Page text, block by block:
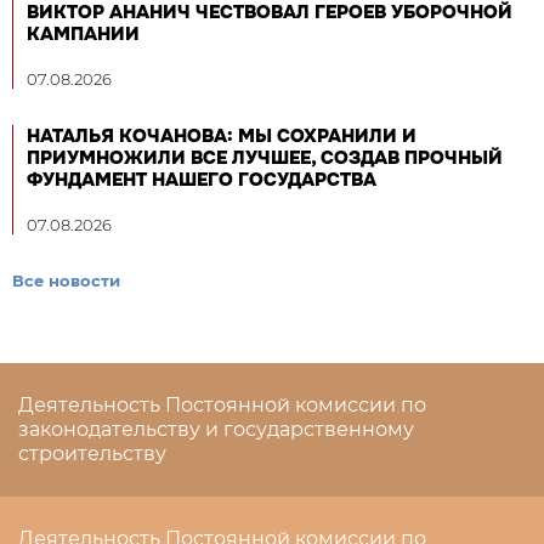
ВИКТОР АНАНИЧ ЧЕСТВОВАЛ ГЕРОЕВ УБОРОЧНОЙ
КАМПАНИИ
07.08.2026
НАТАЛЬЯ КОЧАНОВА: МЫ СОХРАНИЛИ И
ПРИУМНОЖИЛИ ВСЕ ЛУЧШЕЕ, СОЗДАВ ПРОЧНЫЙ
ФУНДАМЕНТ НАШЕГО ГОСУДАРСТВА
07.08.2026
Все новости
Деятельность Постоянной комиссии по
законодательству и государственному
строительству
Деятельность Постоянной комиссии по